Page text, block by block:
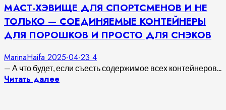
МАСТ-ХЭВИЩЕ ДЛЯ СПОРТСМЕНОВ И НЕ
ТОЛЬКО — СОЕДИНЯЕМЫЕ КОНТЕЙНЕРЫ
ДЛЯ ПОРОШКОВ И ПРОСТО ДЛЯ СНЭКОВ
MarinaHaifa 2025-04-23 4
— А что будет, если съесть содержимое всех контейнеров...
Читать далее